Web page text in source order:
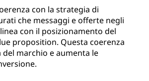
con la strategia di
che messaggi e offerte negli
con il posizionamento del
proposition. Questa coerenza
del marchio e aumenta le